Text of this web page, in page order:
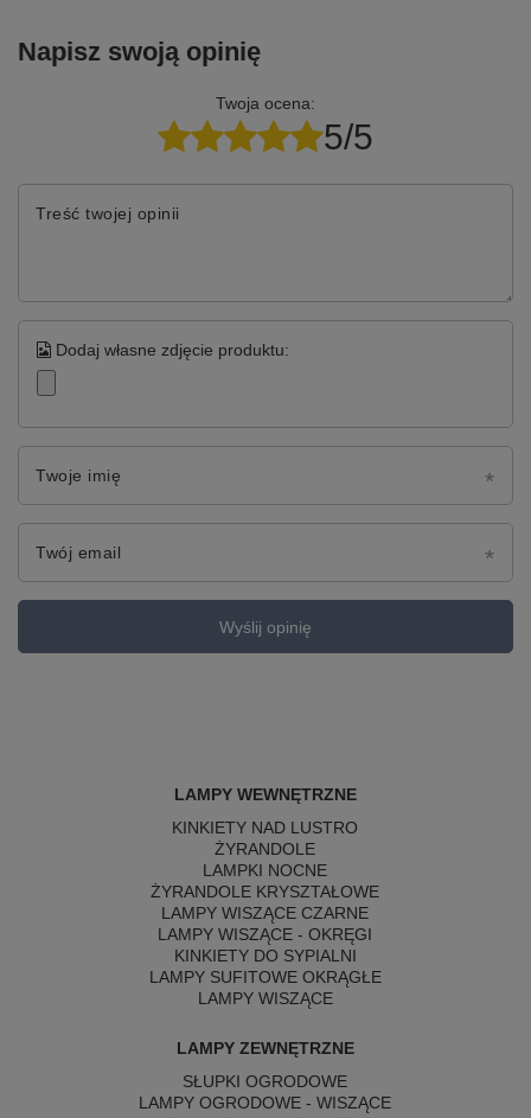
Napisz swoją opinię
Twoja ocena:
5/5
Treść twojej opinii
Dodaj własne zdjęcie produktu:
Twoje imię
Twój email
Wyślij opinię
LAMPY WEWNĘTRZNE
KINKIETY NAD LUSTRO
ŻYRANDOLE
LAMPKI NOCNE
ŻYRANDOLE KRYSZTAŁOWE
LAMPY WISZĄCE CZARNE
LAMPY WISZĄCE - OKRĘGI
KINKIETY DO SYPIALNI
LAMPY SUFITOWE OKRĄGŁE
LAMPY WISZĄCE
LAMPY ZEWNĘTRZNE
SŁUPKI OGRODOWE
LAMPY OGRODOWE - WISZĄCE